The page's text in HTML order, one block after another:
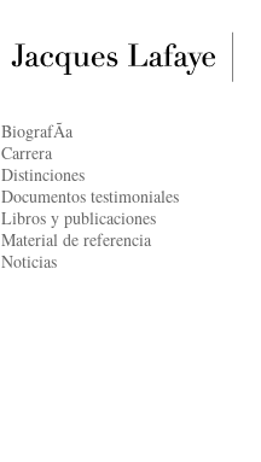
BiografÃ­a
Carrera
Distinciones
Documentos testimoniales
Libros y publicaciones
Material de referencia
Noticias